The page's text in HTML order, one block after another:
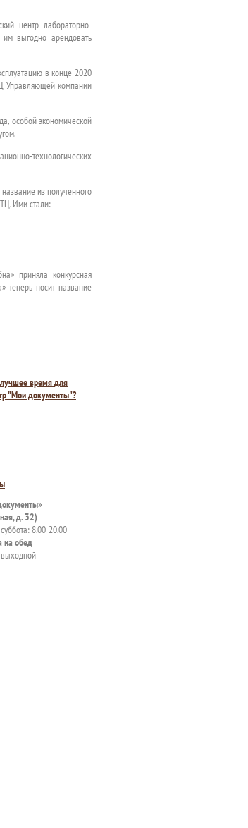
центр лабораторно-
выгодно арендовать
в конце 2020
Управляющей компании
особой экономической
технологических
из полученного
Ими стали:
приняла конкурсная
теперь носит название
время для
"Мои документы"?
д. 32)
8.00-20.00
на обед
выходной